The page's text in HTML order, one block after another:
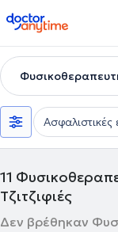
doctoranytime
Ασφαλιστικές
11
Τζιτζιφιές
Δεν βρέθηκαν